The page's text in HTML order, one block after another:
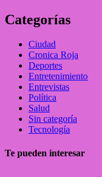
Categorías
Ciudad
Cronica Roja
Deportes
Entretenimiento
Entrevistas
Política
Salud
Sin categoría
Tecnología
Te pueden interesar